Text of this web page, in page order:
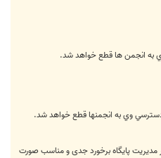
وي به انجمن ها قطع خواهد شد.
دسترسي وي به انجمنها قطع خواهد شد.
مدیریت پایگاه برخورد جدی و مناسب صورت